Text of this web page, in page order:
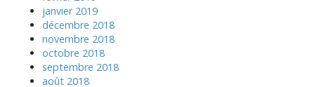
janvier 2019
décembre 2018
novembre 2018
octobre 2018
septembre 2018
août 2018